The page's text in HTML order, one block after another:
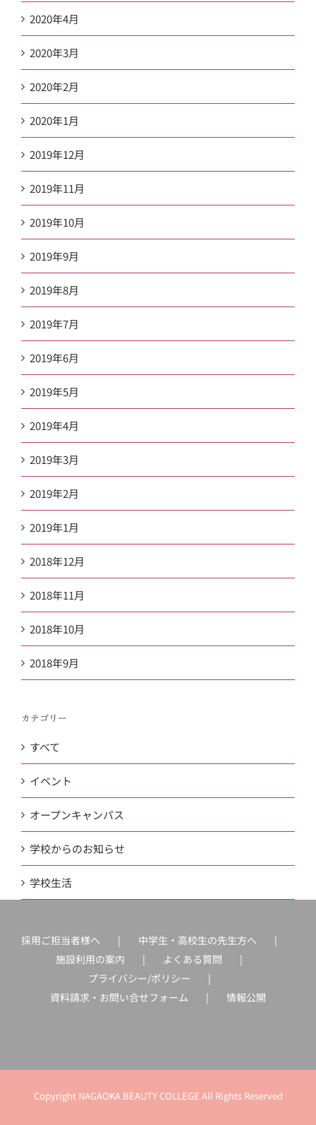
2020年4月
2020年3月
2020年2月
2020年1月
2019年12月
2019年11月
2019年10月
2019年9月
2019年8月
2019年7月
2019年6月
2019年5月
2019年4月
2019年3月
2019年2月
2019年1月
2018年12月
2018年11月
2018年10月
2018年9月
カテゴリー
すべて
イベント
オープンキャンパス
学校からのお知らせ
学校生活
採用ご担当者様へ
中学生・高校生の先生方へ
施設利用の案内
よくある質問
プライバシー/ポリシー
資料請求・お問い合せフォーム
情報公開
Copyright NAGAOKA BEAUTY COLLEGE All Rights Reserved